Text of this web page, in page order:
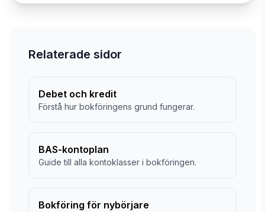
Relaterade sidor
Debet och kredit
Förstå hur bokföringens grund fungerar.
BAS-kontoplan
Guide till alla kontoklasser i bokföringen.
Bokföring för nybörjare